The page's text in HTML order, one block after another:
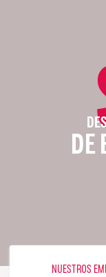
DE
NUESTROS